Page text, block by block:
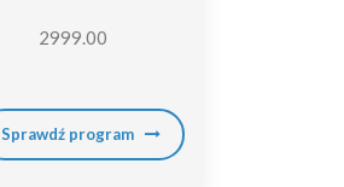
2999.00
Sprawdź program